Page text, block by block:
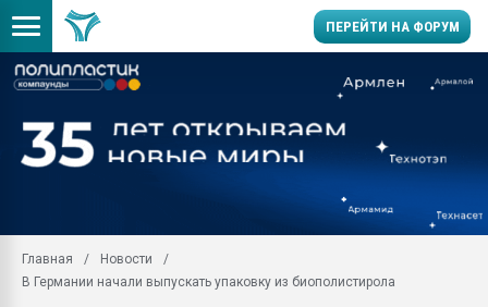
ПЕРЕЙТИ НА ФОРУМ
универсальны, что
умельцы изготовили
Продажа готового
производство SPC
29.07.2026 ФРП помог
Главная
Новости
В Германии начали выпускать упаковку из биополистирола